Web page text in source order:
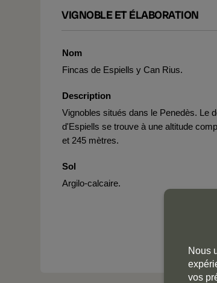
VIGNOBLE ET ÉLABORATION
Nom
Fincas de Espiells y Can Rius.
Description
Vignobles situés dans le Penedès. Le
d'Espiells se trouve à une altitude
et 245 mètres.
Sol
Argilo-calcaire.
Nous
vos